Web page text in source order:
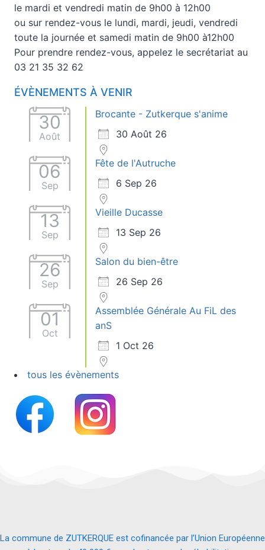
le mardi et vendredi matin de 9h00 à 12h00
ou sur rendez-vous le lundi, mardi, jeudi, vendredi
toute la journée et samedi matin de 9h00 à12h00
Pour prendre rendez-vous, appelez le secrétariat au
03 21 35 32 62
ÉVÈNEMENTS À VENIR
30
Août
Brocante - Zutkerque s'anime
30 Août 26
06
Sep
Fête de l'Autruche
6 Sep 26
13
Sep
Vieille Ducasse
13 Sep 26
26
Sep
Salon du bien-être
26 Sep 26
01
Oct
Assemblée Générale Au FiL des
anS
1 Oct 26
tous les évènements
La commune de ZUTKERQUE est cofinancée par l’Union Européenne